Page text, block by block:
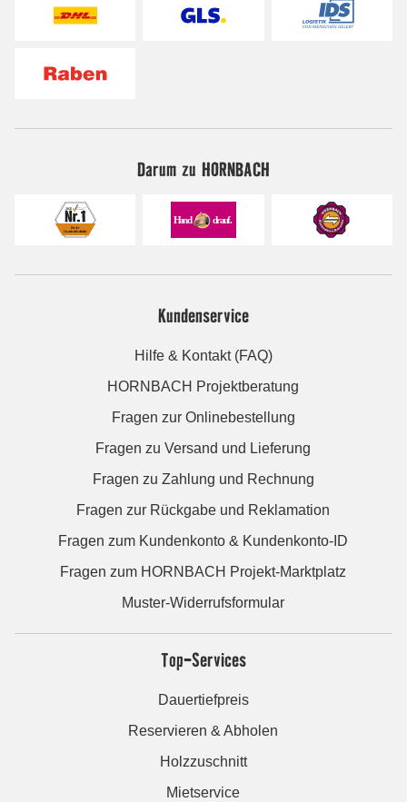
Darum zu HORNBACH
Kundenservice
Hilfe & Kontakt (FAQ)
HORNBACH Projektberatung
Fragen zur Onlinebestellung
Fragen zu Versand und Lieferung
Fragen zu Zahlung und Rechnung
Fragen zur Rückgabe und Reklamation
Fragen zum Kundenkonto & Kundenkonto-ID
Fragen zum HORNBACH Projekt-Marktplatz
Muster-Widerrufsformular
Top-Services
Dauertiefpreis
Reservieren & Abholen
Holzzuschnitt
Mietservice